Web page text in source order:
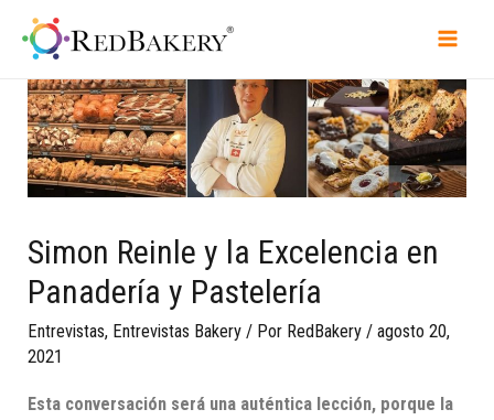
Simon Reinle y la Excelencia en
Panadería y Pastelería
Entrevistas, Entrevistas Bakery / Por RedBakery /agosto 20,
2021
Esta conversación será una auténtica lección, porque la